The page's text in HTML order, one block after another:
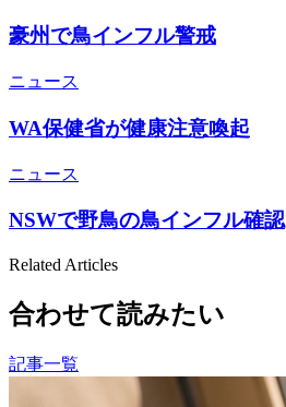
豪州で鳥インフル警戒
ニュース
WA保健省が健康注意喚起
ニュース
NSWで野鳥の鳥インフル確認
Related Articles
合わせて読みたい
記事一覧